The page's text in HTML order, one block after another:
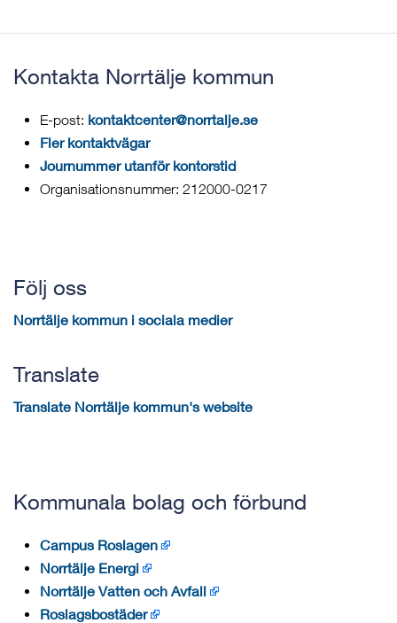
Kontakta Norrtälje kommun
E-post: kontaktcenter@norrtalje.se
Fler kontaktvägar
Journummer utanför kontorstid
Organisationsnummer: 212000-0217
Följ oss
Norrtälje kommun i sociala medier
Translate
Translate Norrtälje kommun's website
Kommunala bolag och förbund
Campus Roslagen
Norrtälje Energi
Norrtälje Vatten och Avfall
Roslagsbostäder